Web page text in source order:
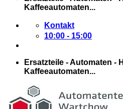
Kaffeeautomaten...
Kontakt
10:00 - 15:00
Ersatzteile - Automaten -
Kaffeeautomaten...